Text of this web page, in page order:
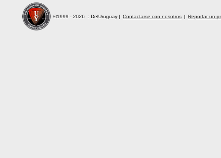
©1999 - 2026 :: DelUruguay | Contactarse con nosotros | Reportar un